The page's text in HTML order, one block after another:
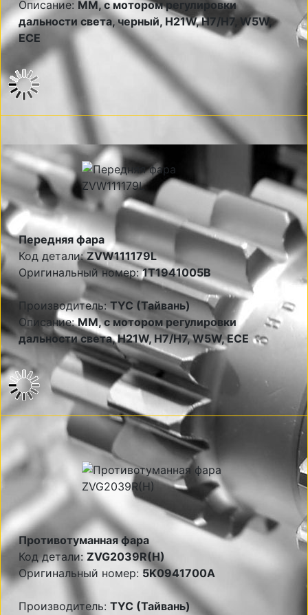
Описание: MM, с мотором регулировки
дальности света, черный, H21W, Н7/Н7, W5W,
ECE
Передняя фара
Код детали:ZVW111179L
Оригинальный номер:1T1941005B
Производитель:TYC (Тайвань)
Описание:MM, с мотором регулировки
дальности света, H21W, Н7/Н7, W5W, ECE
Противотуманная фара
Код детали: ZVG2039R(H)
Оригинальный номер: 5K0941700A
Производитель: TYC (Тайвань)